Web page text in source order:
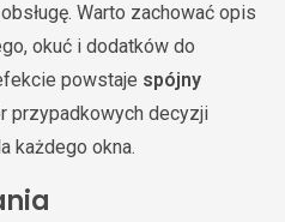
Warto zachować opis
okuć i dodatków do
powstaje spójny
przypadkowych decyzji
każdego okna.